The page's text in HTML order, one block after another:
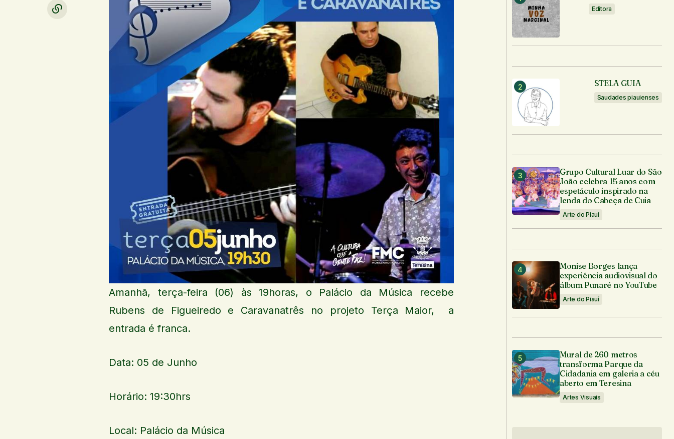
Amanhã, terça-feira (06) às 19horas, o Palácio da Música recebe
Rubens de Figueiredo e Caravanatrês no projeto Terça Maior, a
entrada é franca.
Data: 05 de Junho
Horário: 19:30hrs
Local: Palácio da Música
Editora
STELA GUIA
Saudades piauienses
Grupo Cultural Luar do São
João celebra 15 anos com
espetáculo inspirado na
lenda do Cabeça de Cuia
Arte do Piauí
Monise Borges lança
experiência audiovisual do
álbum Punaré no YouTube
Arte do Piauí
Mural de 260 metros
transforma Parque da
Cidadania em galeria a céu
aberto em Teresina
Artes Visuais